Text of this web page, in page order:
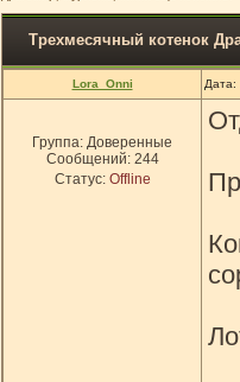
Трехмесячный котенок
Lora_Onni Дата:
Группа: Доверенные
Сообщений: 244
Статус: Offline